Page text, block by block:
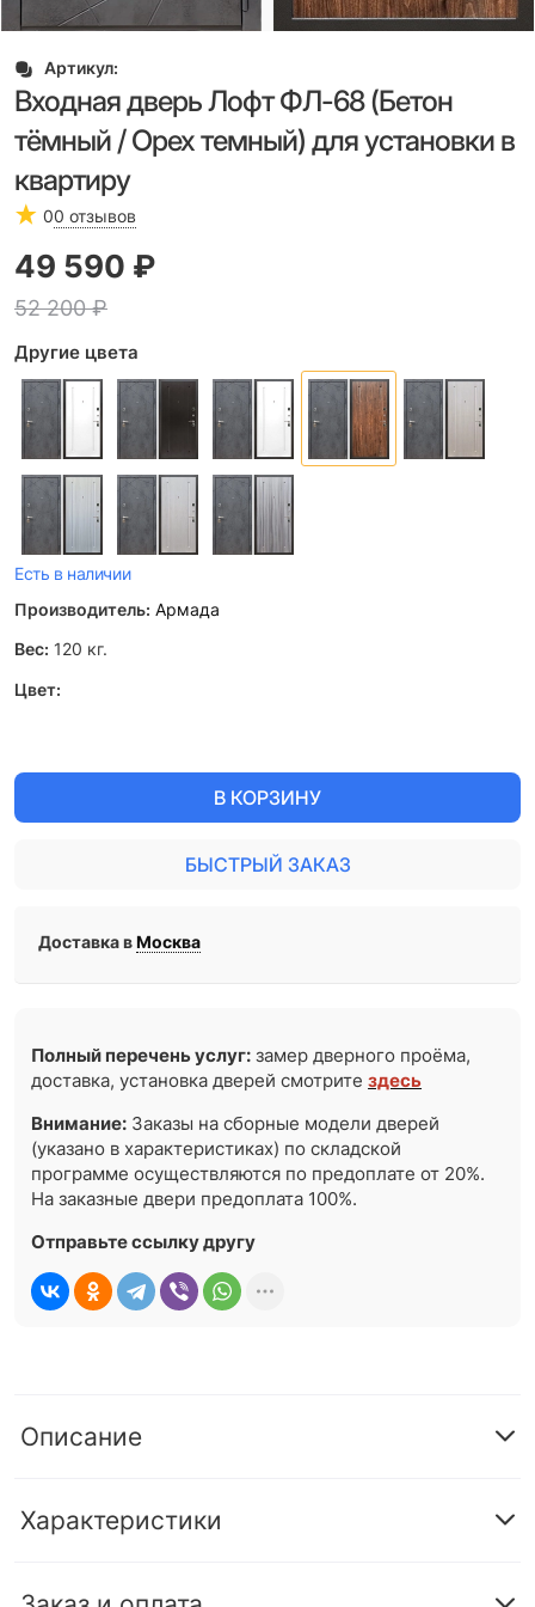
Артикул:
Входная дверь Лофт ФЛ-68 (Бетон
тёмный / Орех темный) для установки в
квартиру
00 отзывов
52 200 ₽
49 590 ₽
Другие цвета
Есть в наличии
Производитель: Армада
Вес: 120 кг.
Цвет:
В КОРЗИНУ
БЫСТРЫЙ ЗАКАЗ
Доставка вМосква
Полный перечень услуг: замер дверного проёма,
доставка, установка дверей смотритездесь
Внимание: Заказы на сборные модели дверей
(указано в характеристиках) по складской
программе осуществляются по предоплате от 20%.
На заказные двери предоплата 100%.
Отправьте ссылку другу
Описание
Характеристики